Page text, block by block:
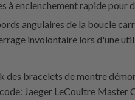
à enclenchement rapide pour
angulaires de la boucle
involontaire lors d'une
des bracelets de montre
Jaeger LeCoultre Master